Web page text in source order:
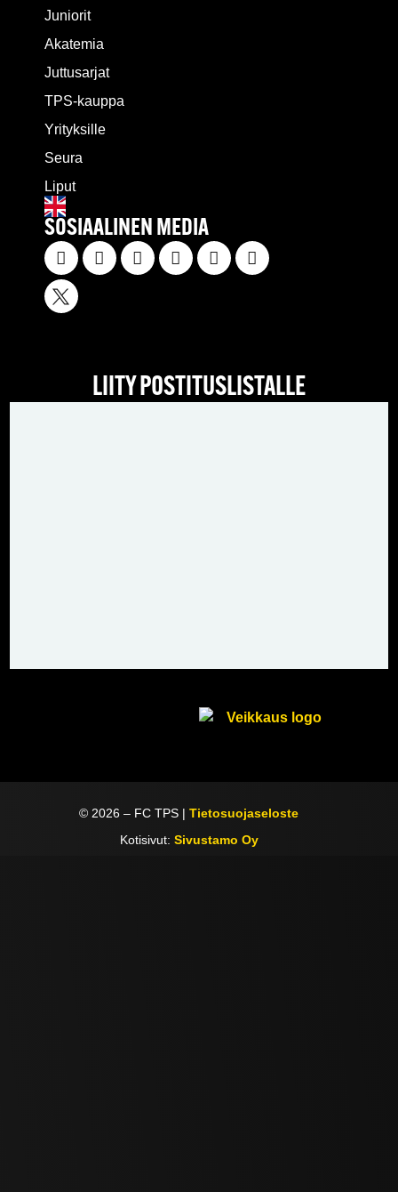
Juniorit
Akatemia
Juttusarjat
TPS-kauppa
Yrityksille
Seura
Liput
SOSIAALINEN MEDIA
LIITY POSTITUSLISTALLE
© 2026 – FC TPS |Tietosuojaseloste
Kotisivut: Sivustamo Oy